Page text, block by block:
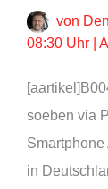
von
08:30 Uhr
soeben via
Smartphone
in